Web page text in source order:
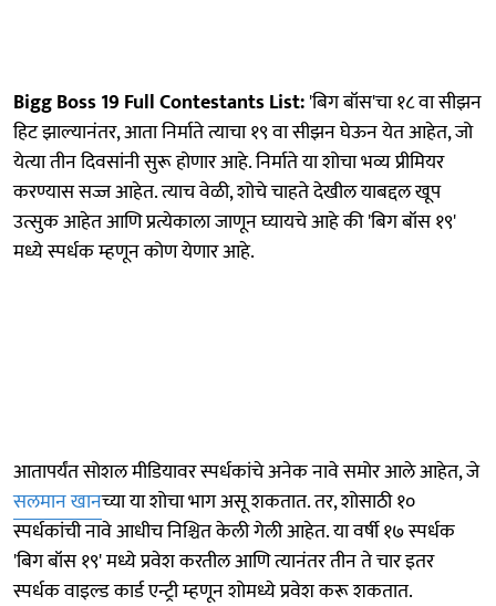
Bigg Boss 19 Full Contestants List:'बिग बॉस'चा १८ वा सीझन
हिट झाल्यानंतर, आता निर्माते त्याचा १९ वा सीझन घेऊन येत आहेत, जो
येत्या तीन दिवसांनी सुरू होणार आहे. निर्माते या शोचा भव्य प्रीमियर
करण्यास सज्ज आहेत. त्याच वेळी, शोचे चाहते देखील याबद्दल खूप
उत्सुक आहेत आणि प्रत्येकाला जाणून घ्यायचे आहे की 'बिग बॉस १९'
मध्ये स्पर्धक म्हणून कोण येणार आहे.
आतापर्यंत सोशल मीडियावर स्पर्धकांचे अनेक नावे समोर आले आहेत, जे
सलमान खानच्या या शोचा भाग असू शकतात. तर, शोसाठी १०
स्पर्धकांची नावे आधीच निश्चित केली गेली आहेत. या वर्षी १७ स्पर्धक
'बिग बॉस १९' मध्ये प्रवेश करतील आणि त्यानंतर तीन ते चार इतर
स्पर्धक वाइल्ड कार्ड एन्ट्री म्हणून शोमध्ये प्रवेश करू शकतात.